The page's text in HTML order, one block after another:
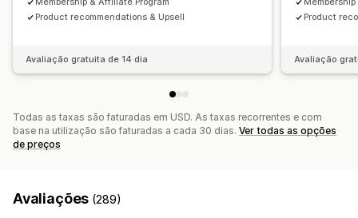
Pedidos personalizados
Product recommendations & Upsell
Avaliação gratuita de 14 dia
Product
Avaliação
Todas as taxas são faturadas em USD. As taxas recorrentes e com
base na utilização são faturadas a cada 30 dias. Ver todas as opções
de preços
Avaliações (289)